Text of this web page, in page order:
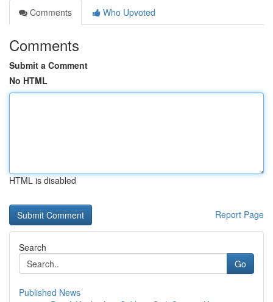
Comments
Who Upvoted
Comments
Submit a Comment
No HTML
HTML is disabled
Report Page
Search
Go
Published News